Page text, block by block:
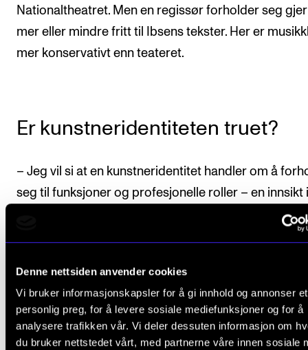
Denne nettsiden anvender cookies
Vi bruker informasjonskapsler for å gi innhold og annonser et
personlig preg, for å levere sosiale mediefunksjoner og for å
analysere trafikken vår. Vi deler dessuten informasjon om
du bruker nettstedet vårt, med partnerne våre innen sosiale
Nationaltheatret. Men en regissør forholder seg
mer eller mindre fritt til Ibsens tekster. Her er
mer konservativt enn teateret.
Er kunstneridentiteten truet?
– Jeg vil si at en kunstneridentitet handler om å
seg til funksjoner og profesjonelle roller – en innsikt
nedstengningen av samfunnet har vi sett at
betydning. IKEA var åpent, mens orkestrene måtte
Dette er opplagt hendelser som har vært truende
utviklingen av identiteten deres. Mange har begynt
på egen verdi.